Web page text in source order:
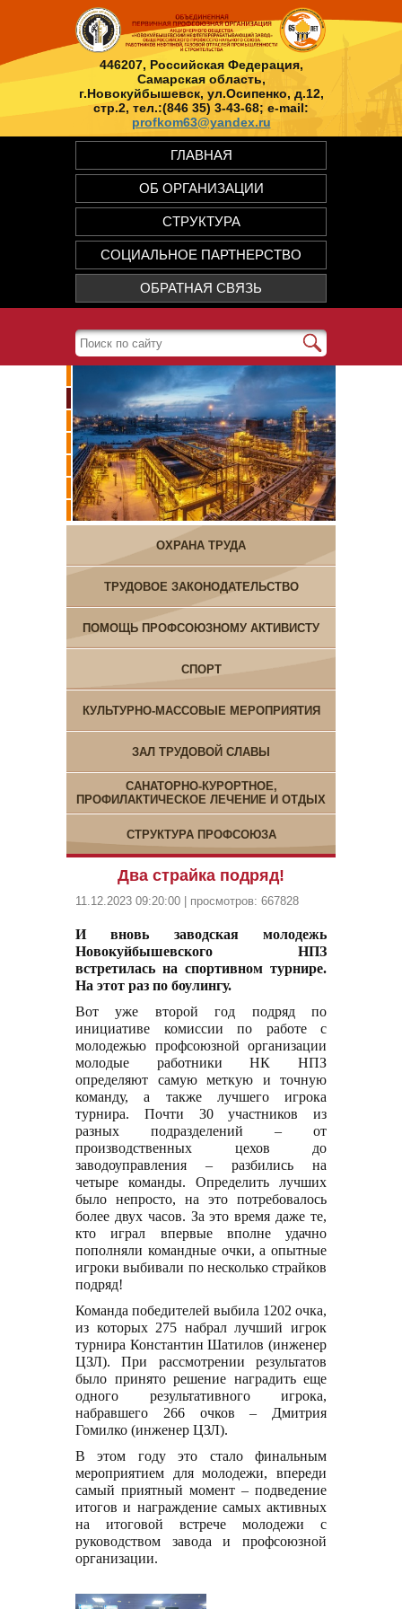
446207, Российская Федерация,
Самарская область,
г.Новокуйбышевск, ул.Осипенко, д.12,
стр.2, тел.:(846 35) 3-43-68; e-mail:
profkom63@yandex.ru
ГЛАВНАЯ
ОБ ОРГАНИЗАЦИИ
СТРУКТУРА
СОЦИАЛЬНОЕ ПАРТНЕРСТВО
ОБРАТНАЯ СВЯЗЬ
ОХРАНА ТРУДА
ТРУДОВОЕ ЗАКОНОДАТЕЛЬСТВО
ПОМОЩЬ ПРОФСОЮЗНОМУ АКТИВИСТУ
СПОРТ
КУЛЬТУРНО-МАССОВЫЕ МЕРОПРИЯТИЯ
ЗАЛ ТРУДОВОЙ СЛАВЫ
САНАТОРНО-КУРОРТНОЕ,
ПРОФИЛАКТИЧЕСКОЕ ЛЕЧЕНИЕ И ОТДЫХ
СТРУКТУРА ПРОФСОЮЗА
Два страйка подряд!
11.12.2023 09:20:00 | просмотров: 667828
И вновь заводская молодежь
Новокуйбышевского НПЗ
встретилась на спортивном турнире.
На этот раз по боулингу.
Вот уже второй год подряд по
инициативе комиссии по работе с
молодежью профсоюзной организации
молодые работники НК НПЗ
определяют самую меткую и точную
команду, а также лучшего игрока
турнира. Почти 30 участников из
разных подразделений – от
производственных цехов до
заводоуправления – разбились на
четыре команды. Определить лучших
было непросто, на это потребовалось
более двух часов. За это время даже те,
кто играл впервые вполне удачно
пополняли командные очки, а опытные
игроки выбивали по несколько страйков
подряд!
Команда победителей выбила 1202 очка,
из которых 275 набрал лучший игрок
турнира Константин Шатилов (инженер
ЦЗЛ). При рассмотрении результатов
было принято решение наградить еще
одного результативного игрока,
набравшего 266 очков – Дмитрия
Гомилко (инженер ЦЗЛ).
В этом году это стало финальным
мероприятием для молодежи, впереди
самый приятный момент – подведение
итогов и награждение самых активных
на итоговой встрече молодежи с
руководством завода и профсоюзной
организации.